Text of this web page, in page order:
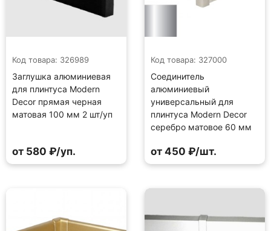
Код товара: 326989
Заглушка алюминиевая
для плинтуса Modern
Decor прямая черная
матовая 100 мм 2 шт/уп
от 580 ₽/уп.
Код товара: 327000
Соединитель
алюминиевый
универсальный для
плинтуса Modern Decor
серебро матовое 60 мм
от 450 ₽/шт.